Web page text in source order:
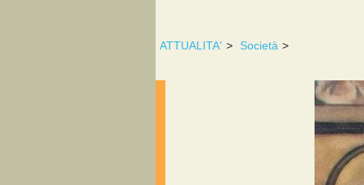
ATTUALITA' > Società >